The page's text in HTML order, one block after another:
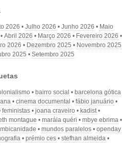
2026 Julho 2026 Junho 2026
Maio
Abril 2026 Março 2026
Fevereiro 2026
2026
Dezembro 2025
Novembro 2025
2025
Setembro 2025
bairro social
barcelona gótica
cinema documental
fábio januário
feministas joana craveiro
kadist
montague
maráia quéri
mbye ebrima
mundos paralelos
openday
prémio ces
stefhan almeida